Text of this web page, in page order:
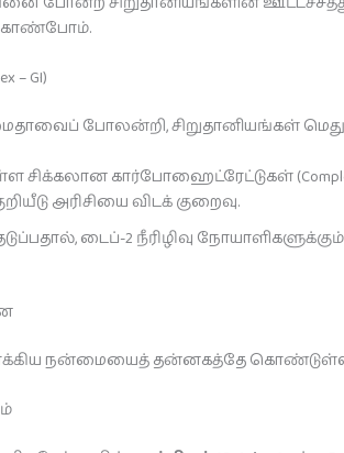
காண்போம்.
– GI)
போலன்றி, சிறுதானியங்கள்
சிக்கலான கார்போஹைட்ரேட்டுகள்
அரிசியை விடக் குறைவு.
டைப்-2 நீரிழிவு
நன்மையைத் தன்னகத்தே